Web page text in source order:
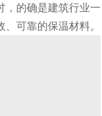
，的确是建筑行业一
、可靠的保温材料。